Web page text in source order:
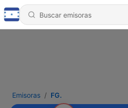
Emisoras FG.